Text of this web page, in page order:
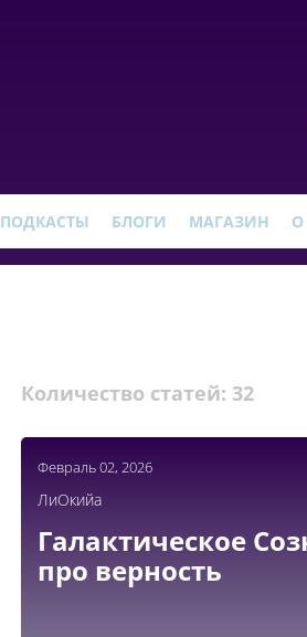
ПОДКАСТЫ БЛОГИ МАГАЗИН О
Количество статей: 32
Февраль 02, 2026
ЛиОкийа
Галактическое
про верность